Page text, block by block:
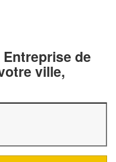
de
ville,